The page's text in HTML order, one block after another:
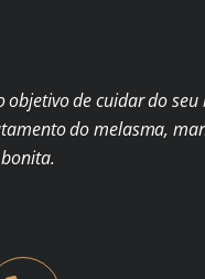
de cuidar do seu
do melasma,